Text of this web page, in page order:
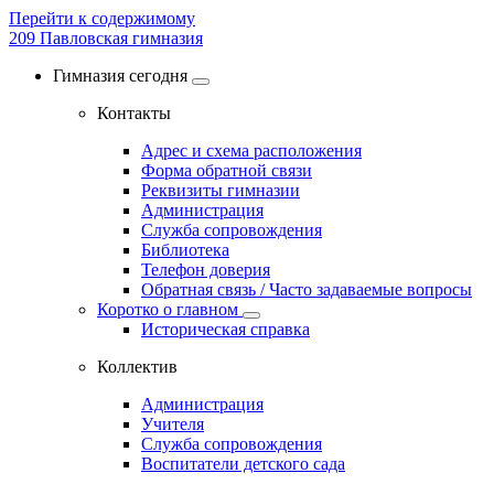
Перейти к содержимому
209 Павловская гимназия
Гимназия сегодня
Контакты
Адрес и схема расположения
Форма обратной связи
Реквизиты гимназии
Администрация
Служба сопровождения
Библиотека
Телефон доверия
Обратная связь / Часто задаваемые вопросы
Коротко о главном
Историческая справка
Коллектив
Администрация
Учителя
Служба сопровождения
Воспитатели детского сада